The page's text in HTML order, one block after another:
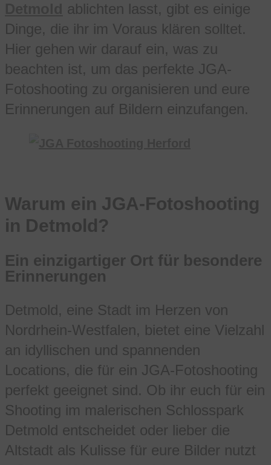
ablichten lasst, gibt es einige
Dinge, die ihr im Voraus klären solltet.
Hier gehen wir darauf ein, was zu
beachten ist, um das perfekte JGA-
Fotoshooting zu organisieren und eure
Erinnerungen auf Bildern einzufangen.
Warum ein JGA-Fotoshooting
in Detmold?
Ein einzigartiger Ort für besondere
Erinnerungen
Detmold, eine Stadt im Herzen von
Nordrhein-Westfalen, bietet eine Vielzahl
an idyllischen und spannenden
Locations, die für ein JGA-Fotoshooting
perfekt geeignet sind. Ob ihr euch für ein
Shooting im malerischen Schlosspark
Detmold entscheidet oder lieber die
Altstadt als Kulisse für eure Bilder nutzt